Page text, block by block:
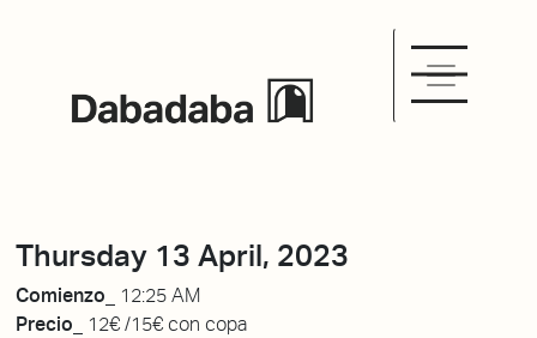
Thursday 13 April, 2023
Comienzo_
12:25 AM
Precio_
12€ /15€ con copa